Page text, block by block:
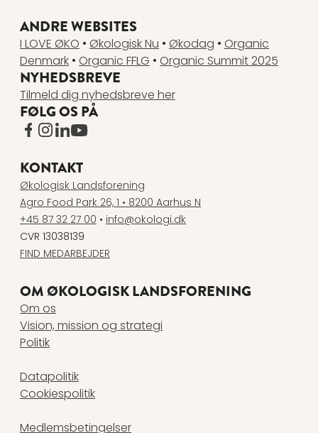
ANDRE WEBSITES
I LOVE ØKO • Økologisk Nu • Økodag • Organic
Denmark • Organic FFLG • Organic Summit 2025
NYHEDSBREVE
Tilmeld dig nyhedsbreve her
FØLG OS PÅ
www.facebook.com
www.instagram.com
www.linkedin.com
www.youtube.com
KONTAKT
Økologisk Landsforening
Agro Food Park 26, 1 • 8200 Aarhus N
+45 87 32 27 00 • info@okologi.dk
CVR 13038139
FIND MEDARBEJDER
OM ØKOLOGISK LANDSFORENING
Om os
Vision, mission og strategi
Politik
Datapolitik
Cookiespolitik
Medlemsbetingelser